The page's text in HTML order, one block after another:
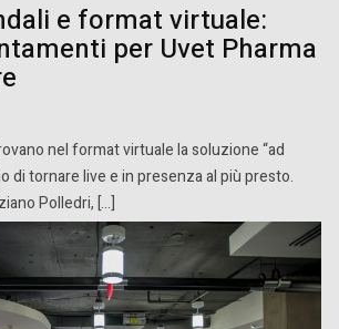
e format virtuale:
per Uvet Pharma
nel format virtuale la soluzione “ad
di tornare live e in presenza al più presto.
Polledri, […]